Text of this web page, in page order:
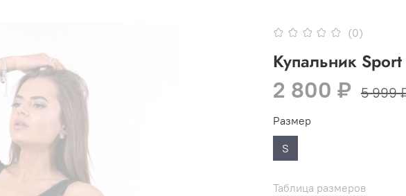
(0)
Купальник
2 800 ₽ 5 999
Таблица размеров
Размер
S